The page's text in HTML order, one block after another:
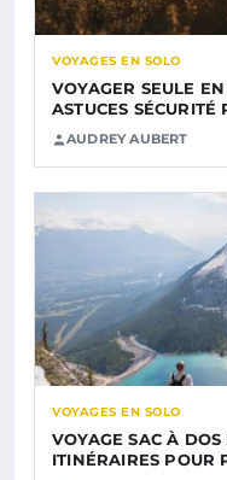
VOYAGES EN SOLO
VOYAGER SEULE
ASTUCES SÉCURITÉ
AUDREY AUBERT
VOYAGES EN SOLO
VOYAGE SAC À DOS
ITINÉRAIRES POUR